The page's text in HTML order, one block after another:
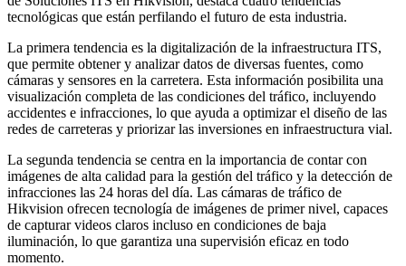
tecnológicas que están perfilando el futuro de esta industria.
La primera tendencia es la digitalización de la infraestructura ITS,
que permite obtener y analizar datos de diversas fuentes, como
cámaras y sensores en la carretera. Esta información posibilita una
visualización completa de las condiciones del tráfico, incluyendo
accidentes e infracciones, lo que ayuda a optimizar el diseño de las
redes de carreteras y priorizar las inversiones en infraestructura vial.
La segunda tendencia se centra en la importancia de contar con
imágenes de alta calidad para la gestión del tráfico y la detección de
infracciones las 24 horas del día. Las cámaras de tráfico de
Hikvision ofrecen tecnología de imágenes de primer nivel, capaces
de capturar videos claros incluso en condiciones de baja
iluminación, lo que garantiza una supervisión eficaz en todo
momento.